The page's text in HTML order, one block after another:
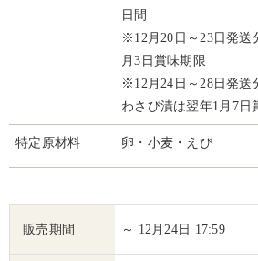
日間
※12月20日～23日発送
月3日賞味期限
※12月24日～28日発送
わさび漬は翌年1月7日
特定原材料 卵・小麦・えび
販売期間 ～ 12月24日 17:59